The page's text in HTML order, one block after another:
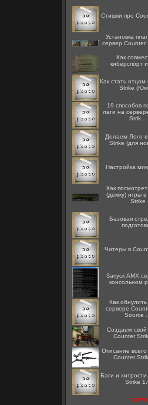
Стишки про
Установка
сервер Counter
Как
киберспорт
Как стать отцом
Strike
19 способов
лаги на
Strik...
Делаем Лого
Strike (для
Настройка
Как
(демку) игры в
Strike
Базовая
Читеры в
Запуск AMX
консольном
Как обнулить
сервере
Source ...
Создаем свой
Counter
Описание
Counter
Баги и
Strike